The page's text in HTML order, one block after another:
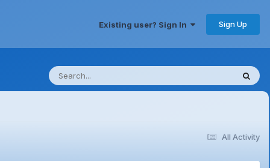
Existing user? Sign In Sign Up
All Activity